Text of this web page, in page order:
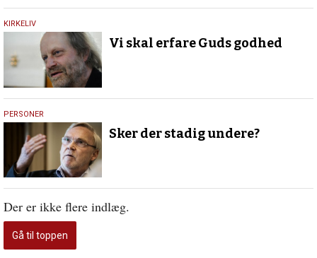
5.
december
2019
KIRKELIV
Vi skal erfare Guds godhed
29.
januar
2016
PERSONER
Sker der stadig undere?
Der er ikke flere indlæg.
Gå til toppen